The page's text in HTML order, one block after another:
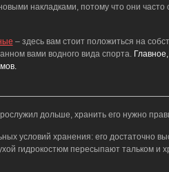
накладками, потому что они часто
– здесь вам стоит положиться на
вами водного вида спорта.
дольше, хранить его нужно
условий хранения: его достаточно
гидрокостюм пересыпают тальком и